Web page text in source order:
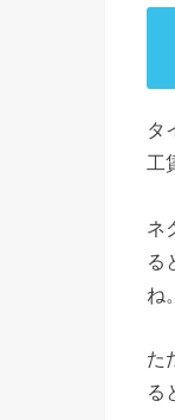
タ
工
ネ
る
ね。
た
る